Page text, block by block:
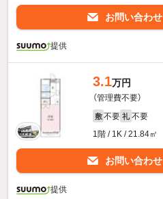
お問い合わせ
提供
3.1万円
（管理費不要）
敷 不要 礼 不要
1階 / 1K / 21.84㎡
お問い合わせ
提供